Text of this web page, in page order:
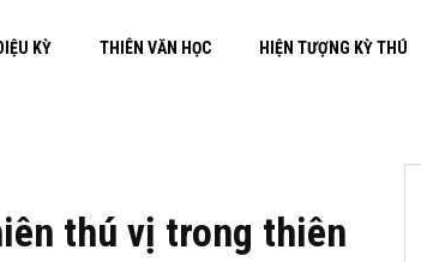
KỲ THIÊN VĂN HỌC HIỆN TƯỢNG KỲ THÚ
thú vị trong thiên